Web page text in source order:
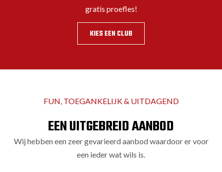
gratis proefles!
KIES EEN CLUB
FUN, TOEGANKELIJK & UITDAGEND
EEN UITGEBREID AANBOD
Wij hebben een zeer gevarieerd aanbod waardoor er voor
een ieder wat wils is.